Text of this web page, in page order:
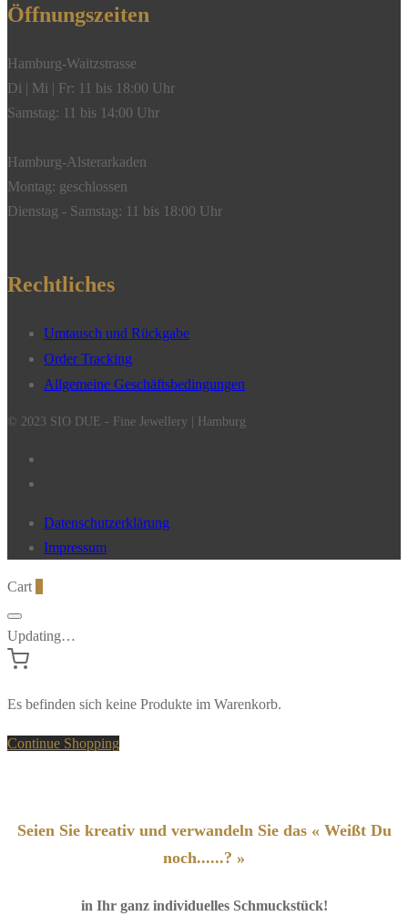
Öffnungszeiten
Hamburg-Waitzstrasse
Di | Mi | Fr: 11 bis 18:00 Uhr
Samstag: 11 bis 14:00 Uhr
Hamburg-Alsterarkaden
Montag: geschlossen
Dienstag - Samstag: 11 bis 18:00 Uhr
Rechtliches
Umtausch und Rückgabe
Order Tracking
Allgemeine Geschäftsbedingungen
© 2023 SIO DUE - Fine Jewellery | Hamburg
Datenschutzerklärung
Impressum
Cart
Updating…
Es befinden sich keine Produkte im Warenkorb.
Continue Shopping
Seien Sie kreativ und verwandeln Sie das « Weißt Du
noch......? »
in Ihr ganz individuelles Schmuckstück!